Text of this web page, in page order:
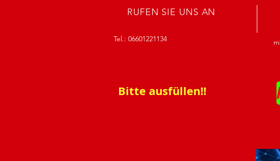
RUFEN SIE UNS AN
Tel.: 06601221134
Bitte ausfüllen!!